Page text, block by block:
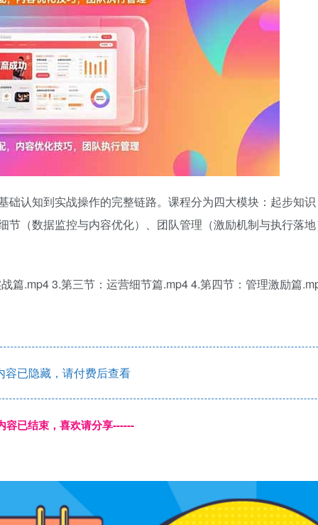
认知到实战操作的完整链路。课程分为四大模块：起步知
（数据监控与内容优化）、团队管理（激励机制与执行落
篇.mp4 3.第三节：运营细节篇.mp4 4.第四节：管理激励篇
已隐藏，请付费后查看
容已结束，喜欢请分享------